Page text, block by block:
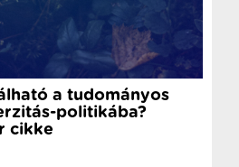
a tudományos
politikába?
cikke